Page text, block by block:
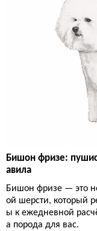
Бишон фризе:
авила
Бишон фризе — это
ой шерсти, который
ы к ежедневной
а порода для вас.